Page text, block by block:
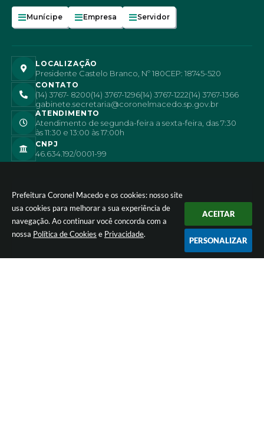
Prefeitura Coronel Macedo e os cookies: nosso site
usa cookies para melhorar a sua experiência de
navegação. Ao continuar você concorda com a
nossa Política de Cookies e Privacidade.
ACEITAR
PERSONALIZAR
Munícipe Empresa Servidor
LOCALIZAÇÃO
Presidente Castelo Branco, Nº 180CEP: 18745-520
CONTATO
(14) 3767- 8200(14) 3767-1296(14) 3767-1222(14) 3767-1366
gabinete.secretaria@coronelmacedo.sp.gov.br
ATENDIMENTO
Atendimento de segunda-feira a sexta-feira, das 7:30
às 11:30 e 13:00 às 17:00h
CNPJ
46.634.192/0001-99